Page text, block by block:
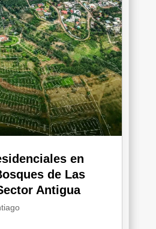
en
de Las
Antigua